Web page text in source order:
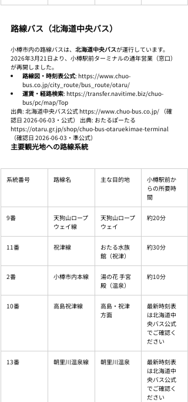
路線バス（北海道中央バス）
小樽市内の路線バスは、 北海道中央バスが運行しています。
2026年3月21日より、小樽駅前ターミナルの通年営業（窓口）
が再開しました。
路線図・時刻表公式: https://www.chuo-
bus.co.jp/city_route/bus_route/otaru/
運賃・経路検索: https://transfer.navitime.biz/chuo-
bus/pc/map/Top
出典: 北海道中央バス公式 https://www.chuo-bus.co.jp/ （確
認日 2026-06-03・公式） 出典: おたるぽーたる
https://otaru.gr.jp/shop/chuo-bus-otaruekimae-terminal
（確認日 2026-06-03・準公式）
主要観光地への路線系統
系統番号 路線名 主な目的地
小樽駅前か
らの所要時
間
9番
天狗山ロープ
ウェイ線
天狗山ロープ
ウェイ
約20分
11番 祝津線
おたる水族
館（祝津）
約30分
2番 小樽市内本線
湯の花 手宮
殿（温泉）
約10分
10番 高島祝津線
高島・祝津
方面
最新時刻表
は北海道中
央バス公式
でご確認く
ださい
13番 朝里川温泉線 朝里川温泉
最新時刻表
は北海道中
央バス公式
でご確認く
ださい